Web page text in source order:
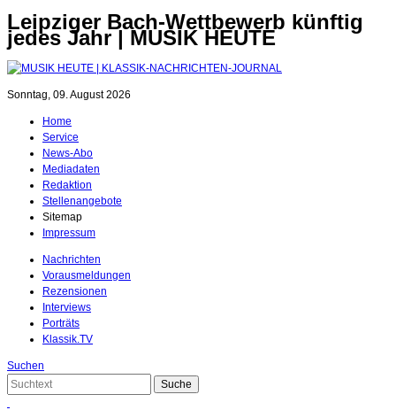
Leipziger Bach-Wettbewerb künftig
jedes Jahr | MUSIK HEUTE
Sonntag, 09. August 2026
Home
Service
News-Abo
Mediadaten
Redaktion
Stellenangebote
Sitemap
Impressum
Nachrichten
Vorausmeldungen
Rezensionen
Interviews
Porträts
Klassik.TV
Suchen